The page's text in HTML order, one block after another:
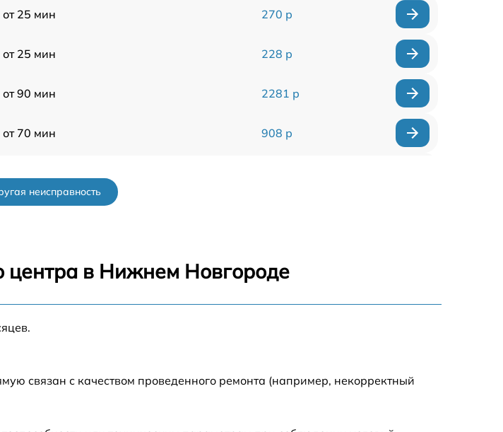
от 25 мин 270 р
от 25 мин 228 р
от 90 мин 2281 р
от 70 мин 908 р
от 40 мин
неисправность
центра в Нижнем Новгороде
связан с качеством проведенного ремонта (например, некорректный